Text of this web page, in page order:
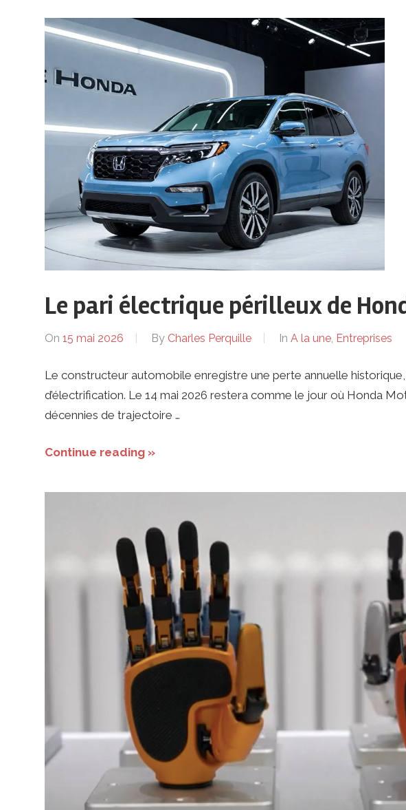
Le pari électrique périlleux de
On 15 mai 2026 By Charles Perquille In A la une, Entreprises
Le constructeur automobile enregistre une perte annuelle
d’électrification. Le 14 mai 2026 restera comme le jour où Honda
décennies de trajectoire …
Continue reading »